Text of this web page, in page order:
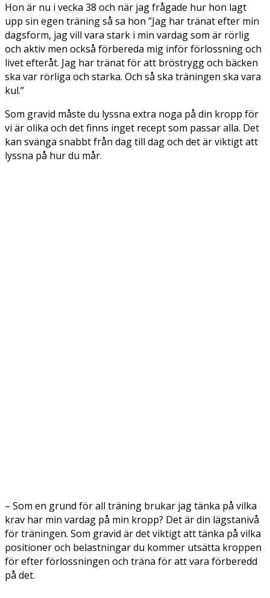
Hon är nu i vecka 38 och när jag frågade hur hon lagt
upp sin egen träning så sa hon ”Jag har tränat efter min
dagsform, jag vill vara stark i min vardag som är rörlig
och aktiv men också förbereda mig inför förlossning och
livet efteråt. Jag har tränat för att bröstrygg och bäcken
ska var rörliga och starka. Och så ska träningen ska vara
kul.”
Som gravid måste du lyssna extra noga på din kropp för
vi är olika och det finns inget recept som passar alla. Det
kan svänga snabbt från dag till dag och det är viktigt att
lyssna på hur du mår.
– Som en grund för all träning brukar jag tänka på vilka
krav har min vardag på min kropp? Det är din lägstanivå
för träningen. Som gravid är det viktigt att tänka på vilka
positioner och belastningar du kommer utsätta kroppen
för efter förlossningen och träna för att vara förberedd
på det.